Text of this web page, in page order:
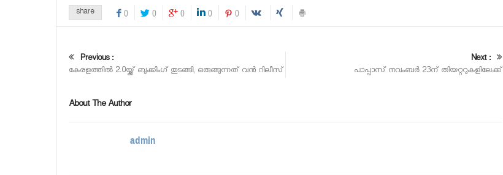
share 0 0 0 0 0
Previous :
കേരളത്തില്‍ 2.0യ്ക്ക് ബുക്കിംഗ് തുടങ്ങി, ഒരുങ്ങുന്നത് വന്‍ റിലീസ്
Next :
പാപ്പാസ് നവംബര്‍ 23ന് തിയറ്ററുകളിലേക്ക്
About The Author
admin